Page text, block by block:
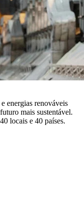
energias renováveis
mais sustentável.
locais e 40 países.